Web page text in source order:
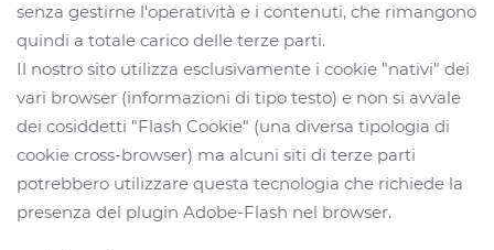
senza gestirne l'operatività e i contenuti, che rimangono
quindi a totale carico delle terze parti.
Il nostro sito utilizza esclusivamente i cookie "nativi" dei
vari browser (informazioni di tipo testo) e non si avvale
dei cosiddetti "Flash Cookie" (una diversa tipologia di
cookie cross-browser) ma alcuni siti di terze parti
potrebbero utilizzare questa tecnologia che richiede la
presenza del plugin Adobe-Flash nel browser.